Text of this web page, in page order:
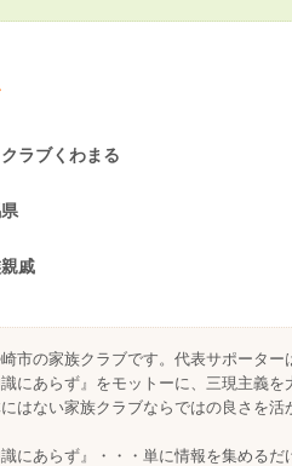
ラブくわまる
戚
市の家族クラブです。代表サポーター
識にあらず』をモットーに、三現主義
はない家族クラブならではの良さを活
識にあらず』・・・単に情報を集める